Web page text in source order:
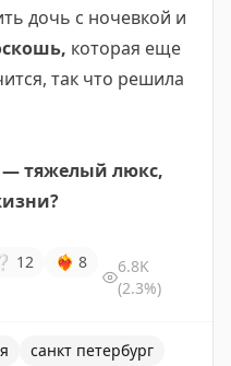
дочь с ночевкой и
которая еще
так что решила
— тяжелый люкс,
❔ 12 ❤‍🔥 8
6.8K
(2.3%)
санкт петербург